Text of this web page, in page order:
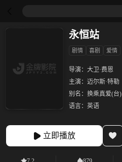
永恒站
剧情 喜剧 爱情
导演： 大卫·费恩
主演： 迈尔斯·特勒
别名： 换乘真爱(台)
语言： 英语
立即播放